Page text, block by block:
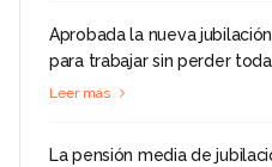
Aprobada la nueva
para trabajar sin perder
Leer más
La pensión media de